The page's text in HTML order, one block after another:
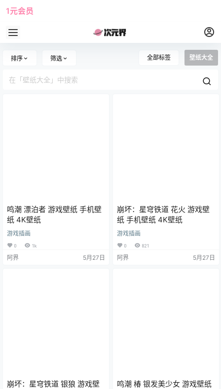
1元会员
排序 筛选 全部标签 壁纸大全
鸣潮 漂泊者 游戏壁纸 手机壁
纸 4K壁纸
游戏插画
0 1k
阿界 5月27日
崩坏：星穹铁道 花火 游戏壁
纸 手机壁纸 4K壁纸
游戏插画
0 821
阿界 5月27日
崩坏：星穹铁道 银狼 游戏壁
鸣潮 椿 银发美少女 游戏壁纸